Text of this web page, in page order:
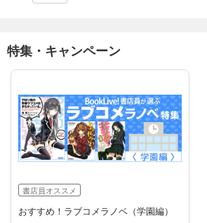
特集・キャンペーン
書店員オススメ
おすすめ！ラブコメラノベ（学園編）